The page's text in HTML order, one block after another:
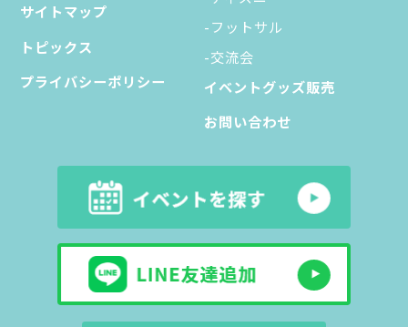
サイトマップ
トピックス
プライバシーポリシー
-フットサル
-交流会
イベントグッズ販売
お問い合わせ